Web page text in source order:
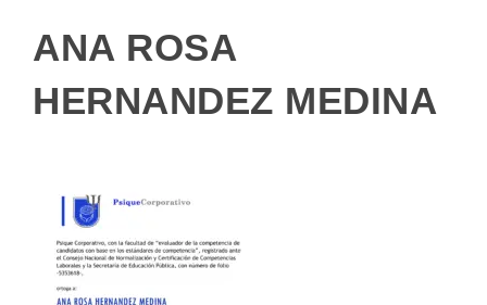
ANA ROSA
HERNANDEZ MEDINA